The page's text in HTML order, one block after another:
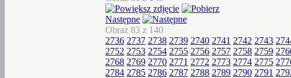
Następne
Obraz 83 z 140
2736 2737 2738 2739 2740 2741 2742 2743
2752 2753 2754 2755 2756 2757 2758 2759
2768 2769 2770 2771 2772 2773 2774 2775
2784 2785 2786 2787 2788 2789 2790 2791